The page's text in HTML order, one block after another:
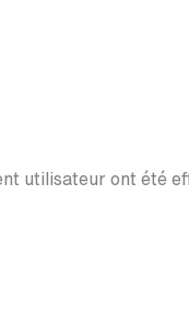
utilisateur ont été